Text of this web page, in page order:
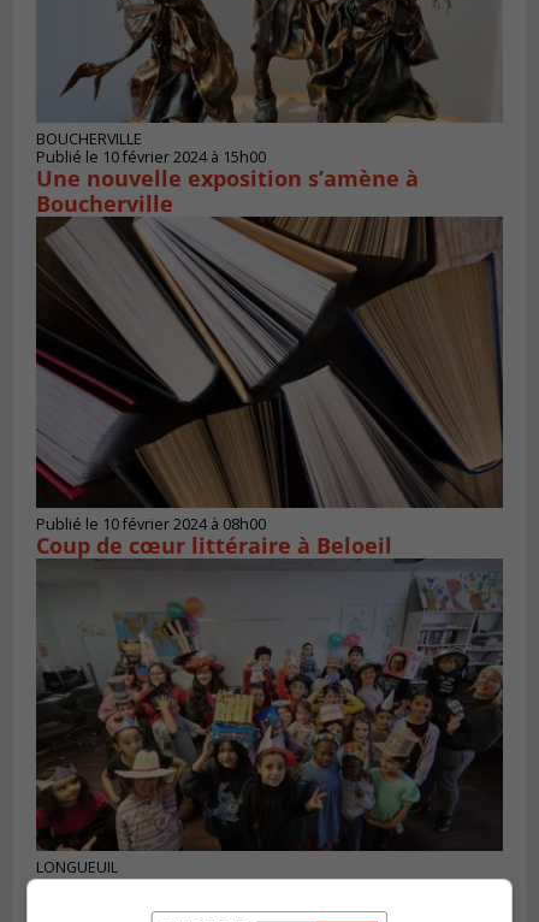
BOUCHERVILLE
Publié le 10 février 2024 à 15h00
Une nouvelle exposition s’amène à
Boucherville
Publié le 10 février 2024 à 08h00
Coup de cœur littéraire à Beloeil
LONGUEUIL
Publié le 3 février 2024 à 17h00
La Journée de l’alphabétisation familiale